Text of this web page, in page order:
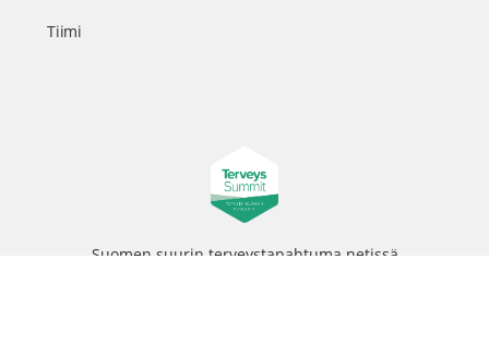
Tiimi
Suomen suurin terveystapahtuma netissä